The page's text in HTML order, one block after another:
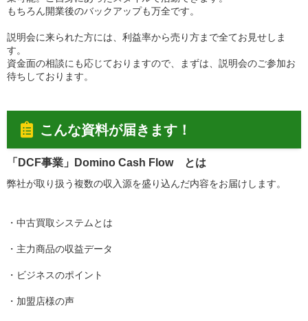
もちろん開業後のバックアップも万全です。
説明会に来られた方には、利益率から売り方まで全てお見せしま
す。
資金面の相談にも応じておりますので、まずは、説明会のご参加お
待ちしております。
こんな資料が届きます！
「DCF事業」Domino Cash Flow とは
弊社が取り扱う複数の収入源を盛り込んだ内容をお届けします。
・中古買取システムとは
・主力商品の収益データ
・ビジネスのポイント
・加盟店様の声